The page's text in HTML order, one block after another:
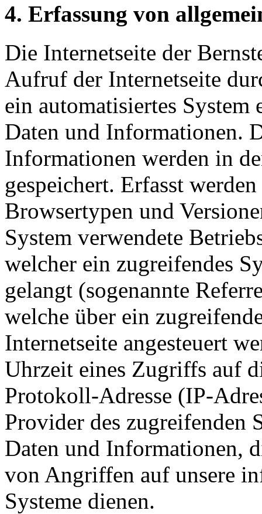
4. Erfassung von
Die Internetseite der
Aufruf der Internetseite
ein automatisiertes
Daten und Informationen.
Informationen werden in
gespeichert. Erfasst
Browsertypen und
System verwendete
welcher ein zugreifendes
gelangt (sogenannte
welche über ein
Internetseite angesteuert
Uhrzeit eines Zugriffs auf
Protokoll-Adresse (IP-
Provider des zugreifenden
Daten und Informationen,
von Angriffen auf unsere
Systeme dienen.